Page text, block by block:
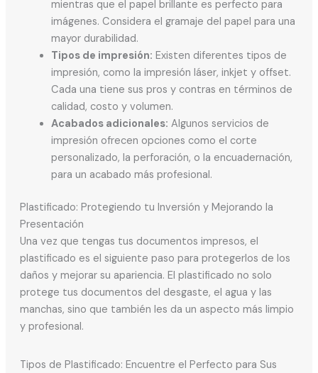
mientras que el papel brillante es perfecto para
imágenes. Considera el gramaje del papel para una
mayor durabilidad.
Tipos de impresión: Existen diferentes tipos de
impresión, como la impresión láser, inkjet y offset.
Cada una tiene sus pros y contras en términos de
calidad, costo y volumen.
Acabados adicionales: Algunos servicios de
impresión ofrecen opciones como el corte
personalizado, la perforación, o la encuadernación,
para un acabado más profesional.
Plastificado: Protegiendo tu Inversión y Mejorando la
Presentación
Una vez que tengas tus documentos impresos, el
plastificado es el siguiente paso para protegerlos de los
daños y mejorar su apariencia. El plastificado no solo
protege tus documentos del desgaste, el agua y las
manchas, sino que también les da un aspecto más limpio
y profesional.
Tipos de Plastificado: Encuentre el Perfecto para Sus